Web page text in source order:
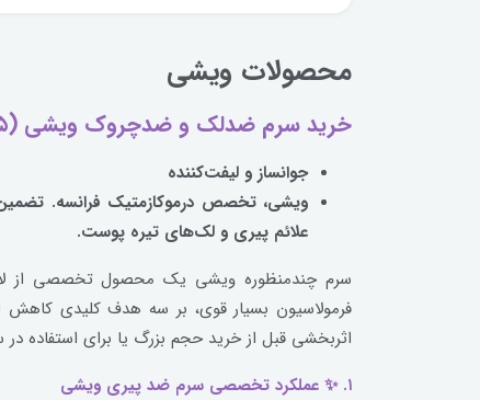
محصولات ویشی
خرید سرم ضدلک و ضدچروک ویشی (Vichy) ۵ میلی‌لیتر
جوانساز و لیفت‌کننده
علائم پیری و لک‌های تیره پوست.
سرم چندمنظوره ویشی یک محصول تخصصی از
اثربخشی قبل از خرید حجم بزرگ یا برای استفاده
۱. ✨ عملکرد تخصصی سرم ضد پیری ویشی